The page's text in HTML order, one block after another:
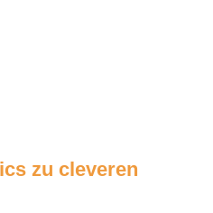
zu cleveren